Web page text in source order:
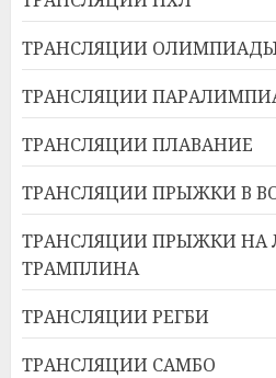
ТРАНСЛЯЦИИ ОЛИМПИАДЫ
ТРАНСЛЯЦИИ
ТРАНСЛЯЦИИ ПЛАВАНИЕ
ТРАНСЛЯЦИИ ПРЫЖКИ В
ТРАНСЛЯЦИИ ПРЫЖКИ НА
ТРАМПЛИНА
ТРАНСЛЯЦИИ РЕГБИ
ТРАНСЛЯЦИИ САМБО